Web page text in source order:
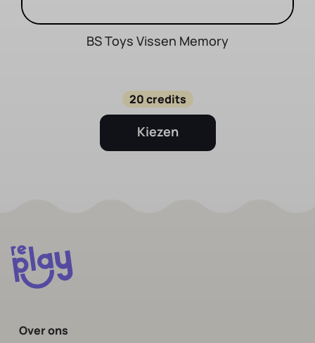
BS Toys Vissen Memory
20 credits
Kiezen
Over ons